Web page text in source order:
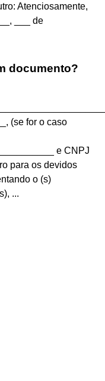
Atenciosamente,
___ de
documento?
(se for o caso
e CNPJ
para os devidos
o (s)
...